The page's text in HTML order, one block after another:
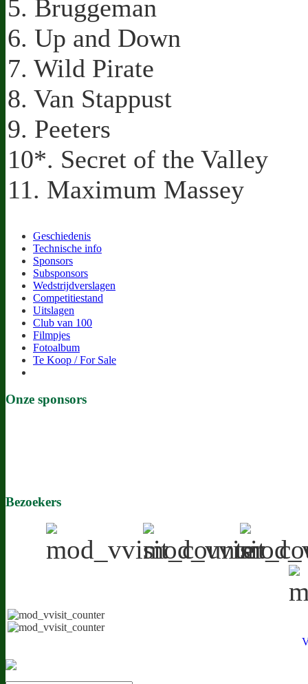
5. Bruggeman
6. Up and Down
7. Wild Pirate
8. Van Stappust
9. Peeters
10*. Secret of the Valley
11. Maximum Massey
Geschiedenis
Technische info
Sponsors
Subsponsors
Wedstrijdverslagen
Competitiestand
Uitslagen
Club van 100
Filmpjes
Fotoalbum
Te Koop / For Sale
Onze sponsors
Bezoekers